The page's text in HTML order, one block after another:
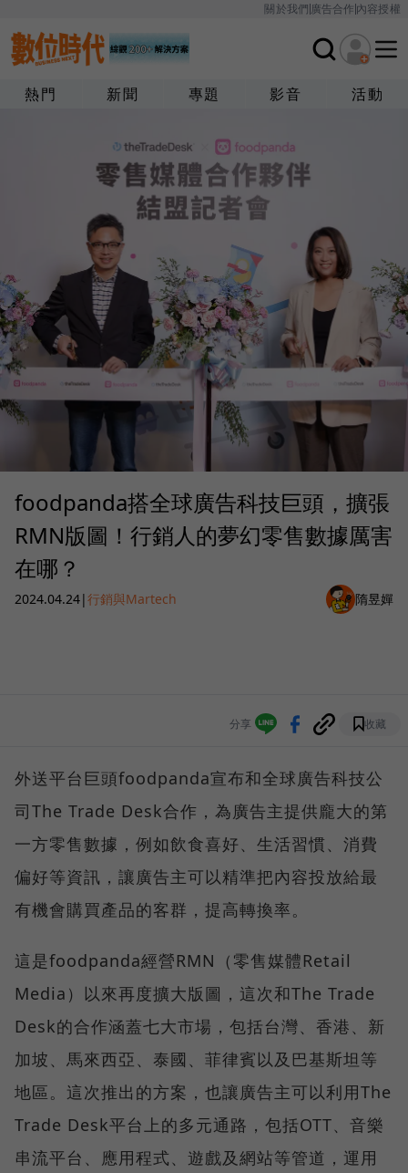
關於我們廣告合作內容授權
熱門 新聞 專題 影音 活動
foodpanda搭全球廣告科技巨頭，擴張
RMN版圖！行銷人的夢幻零售數據厲害
在哪？
2024.04.24|行銷與Martech 隋昱嬋
分享 收藏
外送平台巨頭foodpanda宣布和全球廣告科技公
司The Trade Desk合作，為廣告主提供龐大的第
一方零售數據，例如飲食喜好、生活習慣、消費
偏好等資訊，讓廣告主可以精準把內容投放給最
有機會購買產品的客群，提高轉換率。
這是foodpanda經營RMN（零售媒體Retail
Media）以來再度擴大版圖，這次和The Trade
Desk的合作涵蓋七大市場，包括台灣、香港、新
加坡、馬來西亞、泰國、菲律賓以及巴基斯坦等
地區。這次推出的方案，也讓廣告主可以利用The
Trade Desk平台上的多元通路，包括OTT、音樂
串流平台、應用程式、遊戲及網站等管道，運用